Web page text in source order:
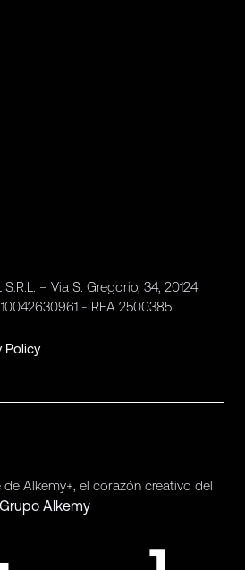
– Via S. Gregorio, 34, 20124
- REA 2500385
Policy
Alkemy+, el corazón creativo del
Grupo Alkemy